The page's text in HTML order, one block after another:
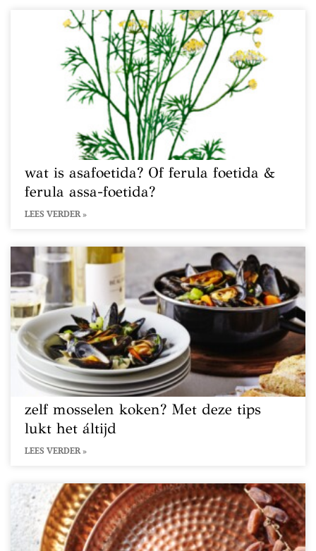
wat is asafoetida? Of ferula foetida &
ferula assa-foetida?
LEES VERDER »
zelf mosselen koken? Met deze tips
lukt het áltijd
LEES VERDER »